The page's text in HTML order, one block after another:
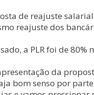
de reajuste
reajuste dos
a PLR foi de
da
bom senso por